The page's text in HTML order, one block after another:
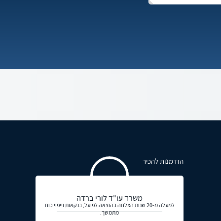
הזדמנות להכיר
משרד עו"ד לורי ברדה
למעלה מ-20 שנות הצלחה בהוצאה לפועל, בנקאות וייפוי כוח
מתמשך.